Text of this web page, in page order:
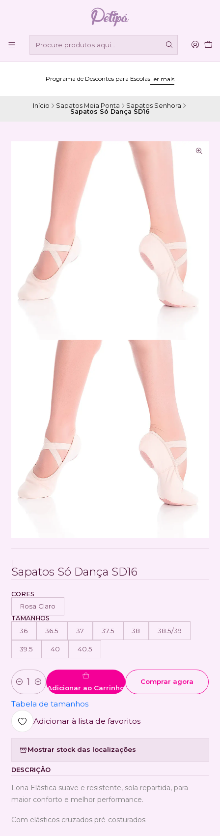
Programa de Descontos para EscolasLer mais
Início Sapatos Meia Ponta
Sapatos Senhora
Sapatos Só Dança SD16
Sapatos Só Dança SD16
CORES
Rosa Claro
TAMANHOS
36 36.5 37 37.5 38 38.5/39
39.5 40 40.5
QuantidadeAdicionar ao Carrinho
Comprar agora
Tabela de tamanhos
Adicionar à lista de favoritos
Mostrar stock das localizações
DESCRIÇÃO
Lona Elástica suave e resistente, sola repartida, para
maior conforto e melhor performance.
Com elásticos cruzados pré-costurados